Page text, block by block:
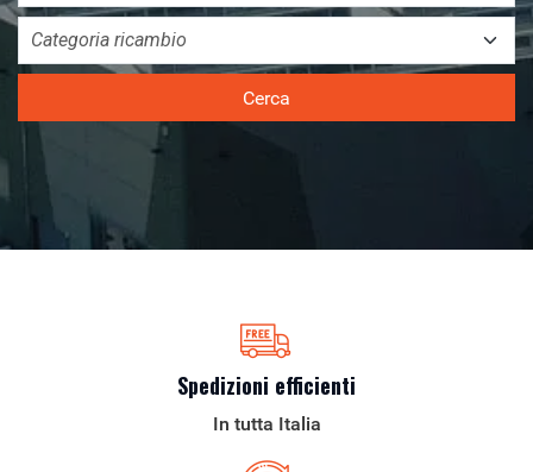
Cerca
Spedizioni efficienti
In tutta Italia